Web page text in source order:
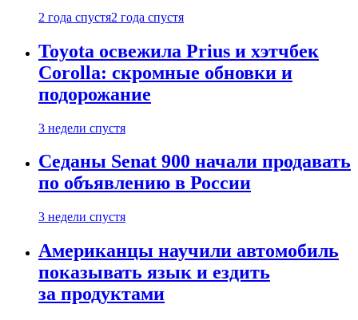
2 года спустя2 года спустя
Toyota освежила Prius и хэтчбек
Corolla: скромные обновки и
подорожание
3 недели спустя
Седаны Senat 900 начали продавать
по объявлению в России
3 недели спустя
Американцы научили автомобиль
показывать язык и ездить
за продуктами